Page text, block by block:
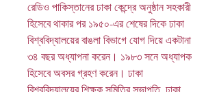
রেডিও পাকিস্তানের ঢাকা কেন্দ্রে অনুষ্ঠান সহকারী
হিসেবে থাকার পর ১৯৫০-এর শেষের দিকে ঢাকা
বিশ্ববিদ্যালয়ের বাঙলা বিভাগে যোগ দিয়ে একটানা
৩৪ বছর অধ্যাপনা করেন। ১৯৮৩ সনে অধ্যাপক
হিসেবে অবসর গ্রহণ করেন। ঢাকা